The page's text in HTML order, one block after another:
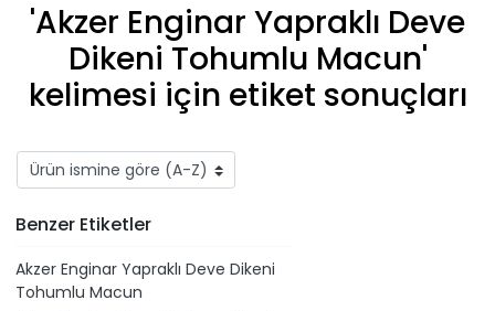
'Akzer Enginar Yapraklı Deve
Dikeni Tohumlu Macun'
kelimesi için etiket sonuçları
Benzer Etiketler
Akzer Enginar Yapraklı Deve Dikeni
Tohumlu Macun